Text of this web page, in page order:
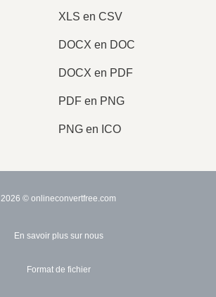
XLS en CSV
DOCX en DOC
DOCX en PDF
PDF en PNG
PNG en ICO
2026 © onlineconvertfree.com
En savoir plus sur nous
Format de fichier